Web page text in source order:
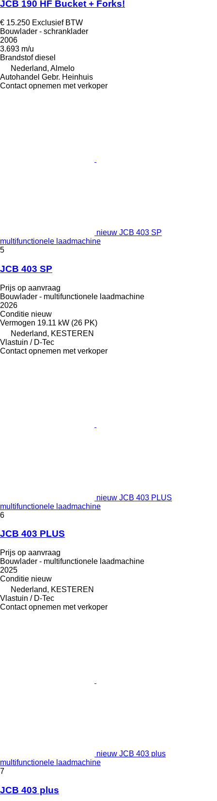
JCB 190 HF Bucket + Forks!
€ 15.250 Exclusief BTW
Bouwlader - schranklader
2006
3.693 m/u
Brandstof diesel
Nederland, Almelo
Autohandel Gebr. Heinhuis
Contact opnemen met verkoper
nieuw JCB 403 SP
multifunctionele laadmachine
5
JCB 403 SP
Prijs op aanvraag
Bouwlader - multifunctionele laadmachine
2026
Conditie nieuw
Vermogen 19.11 kW (26 PK)
Nederland, KESTEREN
Vlastuin / D-Tec
Contact opnemen met verkoper
nieuw JCB 403 PLUS
multifunctionele laadmachine
6
JCB 403 PLUS
Prijs op aanvraag
Bouwlader - multifunctionele laadmachine
2025
Conditie nieuw
Nederland, KESTEREN
Vlastuin / D-Tec
Contact opnemen met verkoper
nieuw JCB 403 plus
multifunctionele laadmachine
7
JCB 403 plus